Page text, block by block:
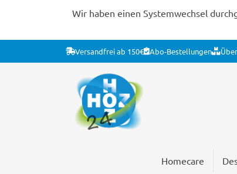
Wir haben einen Systemwechsel
Versandfrei ab 150€ Abo-Bestellungen
Homecare